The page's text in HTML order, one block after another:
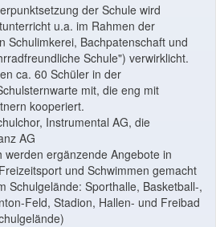
der Schule wird
u.a. im Rahmen der
Schulimkerei, Bachpatenschaft und
Schule") verwirklicht.
ca. 60 Schüler in der
mit, die eng mit
kooperiert.
Instrumental AG, die
AG
werden ergänzende Angebote in
und Schwimmen gemacht
Schulgelände: Sporthalle, Basketball-,
Feld, Stadion, Hallen- und Freibad